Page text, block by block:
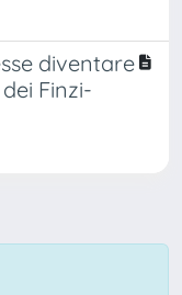
diventare
Finzi-